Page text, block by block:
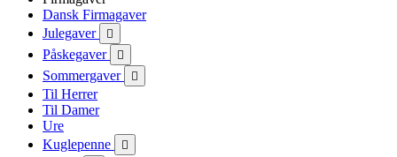
Dansk Firmagaver
Julegaver

Påskegaver 
Sommergaver 
Til Herrer
Til Damer
Ure
Kuglepenne
